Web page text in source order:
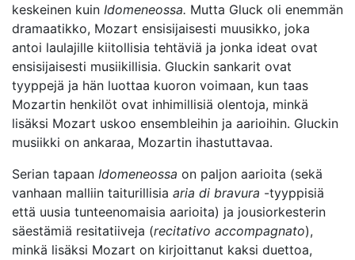
keskeinen kuin Idomeneossa. Mutta Gluck oli enemmän
dramaatikko, Mozart ensisijaisesti muusikko, joka
antoi laulajille kiitollisia tehtäviä ja jonka ideat ovat
ensisijaisesti musiikillisia. Gluckin sankarit ovat
tyyppejä ja hän luottaa kuoron voimaan, kun taas
Mozartin henkilöt ovat inhimillisiä olentoja, minkä
lisäksi Mozart uskoo ensembleihin ja aarioihin. Gluckin
musiikki on ankaraa, Mozartin ihastuttavaa.
Serian tapaan Idomeneossa on paljon aarioita (sekä
vanhaan malliin taiturillisia aria di bravura -tyyppisiä
että uusia tunteenomaisia aarioita) ja jousiorkesterin
säestämiä resitatiiveja (recitativo accompagnato),
minkä lisäksi Mozart on kirjoittanut kaksi duettoa,